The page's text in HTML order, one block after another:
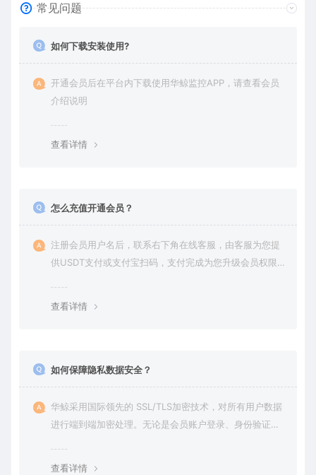
常见问题
如何下载安装使用?
开通会员后在平台内下载使用华鲸监控APP，请查看会员
介绍说明
查看详情
怎么充值开通会员？
注册会员用户名后，联系右下角在线客服，由客服为您提
供USDT支付或支付宝扫码，支付完成为您升级会员权限后
查看详情
如何保障隐私数据安全？
华鲸采用国际领先的 SSL/TLS加密技术，对所有用户数据
进行端到端加密处理。无论是会员账户登录、身份验证还
查看详情